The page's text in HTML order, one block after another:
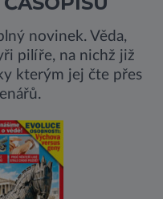
novinek. Věda,
pilíře, na nichž již
kterým jej čte přes